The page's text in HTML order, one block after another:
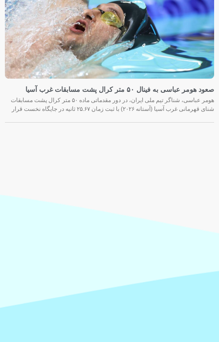
صعود هومر عباسی به فینال ۵۰ متر کرال پشت مسابقات غرب آسیا
هومر عباسی، شناگر تیم ملی ایران، در دور مقدماتی ماده ۵۰ متر کرال پشت مسابقات
شنای قهرمانی غرب آسیا (آستانه ۲۰۲۶) با ثبت زمان ۲۵.۶۷ ثانیه در جایگاه نخست قرار